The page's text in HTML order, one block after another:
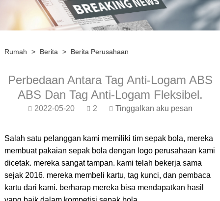
Rumah > Berita > Berita Perusahaan
Perbedaan Antara Tag Anti-Logam ABS
ABS Dan Tag Anti-Logam Fleksibel.
2022-05-20 2 Tinggalkan aku pesan
Salah satu pelanggan kami memiliki tim sepak bola, mereka
membuat pakaian sepak bola dengan logo perusahaan kami
dicetak. mereka sangat tampan. kami telah bekerja sama
sejak 2016. mereka membeli kartu, tag kunci, dan pembaca
kartu dari kami. berharap mereka bisa mendapatkan hasil